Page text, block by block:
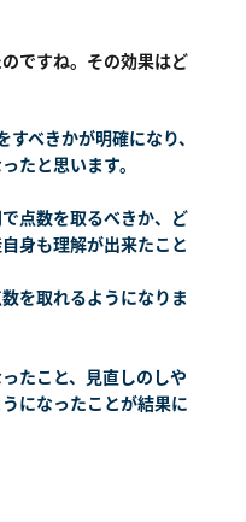
ですね。その効果はど
べきかが明確になり、
たと思います。
点数を取るべきか、ど
身も理解が出来たこと
を取れるようになりま
たこと、見直しのしや
になったことが結果に